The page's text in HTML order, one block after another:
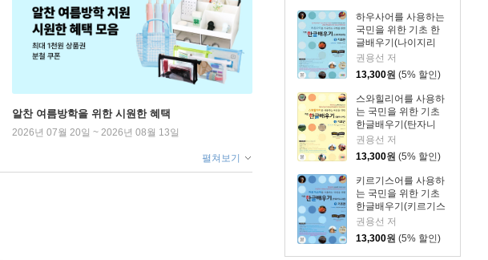
하우사어를 사용하는
국민을 위한 기초 한
글배우기(나이지리
아) 1: 기초편
권용선 저
13,300원 (5% 할인)
스와힐리어를 사용하
는 국민을 위한 기초
한글배우기(탄자니
아) 1: 기초편
권용선 저
13,300원 (5% 할인)
키르기스어를 사용하
는 국민을 위한 기초
한글배우기(키르기스
스탄) 1: 기초편
권용선 저
13,300원 (5% 할인)
알찬 여름방학을 위한 시원한 혜택
2026년 07월 20일 ~ 2026년 08월 13일
펼쳐보기